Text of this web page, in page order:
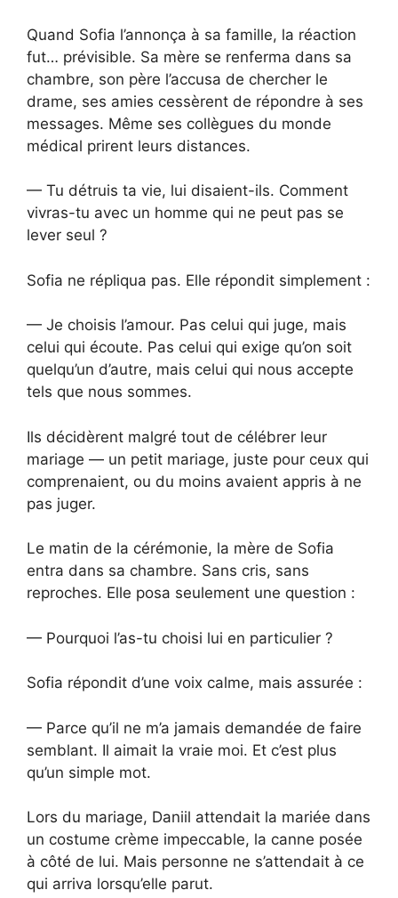
Quand Sofia l’annonça à sa famille, la réaction
fut… prévisible. Sa mère se renferma dans sa
chambre, son père l’accusa de chercher le
drame, ses amies cessèrent de répondre à ses
messages. Même ses collègues du monde
médical prirent leurs distances.
— Tu détruis ta vie, lui disaient-ils. Comment
vivras-tu avec un homme qui ne peut pas se
lever seul ?
Sofia ne répliqua pas. Elle répondit simplement :
— Je choisis l’amour. Pas celui qui juge, mais
celui qui écoute. Pas celui qui exige qu’on soit
quelqu’un d’autre, mais celui qui nous accepte
tels que nous sommes.
Ils décidèrent malgré tout de célébrer leur
mariage — un petit mariage, juste pour ceux qui
comprenaient, ou du moins avaient appris à ne
pas juger.
Le matin de la cérémonie, la mère de Sofia
entra dans sa chambre. Sans cris, sans
reproches. Elle posa seulement une question :
— Pourquoi l’as-tu choisi lui en particulier ?
Sofia répondit d’une voix calme, mais assurée :
— Parce qu’il ne m’a jamais demandée de faire
semblant. Il aimait la vraie moi. Et c’est plus
qu’un simple mot.
Lors du mariage, Daniil attendait la mariée dans
un costume crème impeccable, la canne posée
à côté de lui. Mais personne ne s’attendait à ce
qui arriva lorsqu’elle parut.